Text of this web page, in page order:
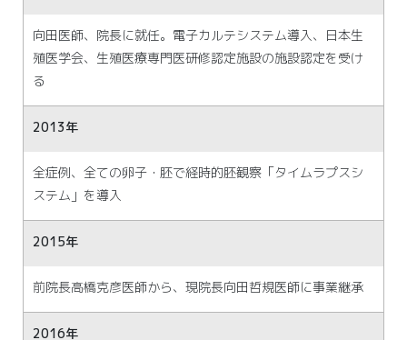
向田医師、院長に就任。電子カルテシステム導入、日本生
殖医学会、生殖医療専門医研修認定施設の施設認定を受け
る
2013年
全症例、全ての卵子・胚で経時的胚観察「タイムラプスシ
ステム」を導入
2015年
前院長高橋克彦医師から、現院長向田哲規医師に事業継承
2016年